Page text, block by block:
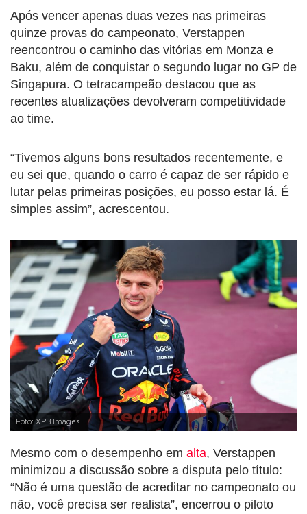
Após vencer apenas duas vezes nas primeiras
quinze provas do campeonato, Verstappen
reencontrou o caminho das vitórias em Monza e
Baku, além de conquistar o segundo lugar no GP de
Singapura. O tetracampeão destacou que as
recentes atualizações devolveram competitividade
ao time.
“Tivemos alguns bons resultados recentemente, e
eu sei que, quando o carro é capaz de ser rápido e
lutar pelas primeiras posições, eu posso estar lá. É
simples assim”, acrescentou.
Foto: XPB Images
Mesmo com o desempenho em alta, Verstappen
minimizou a discussão sobre a disputa pelo título:
“Não é uma questão de acreditar no campeonato ou
não, você precisa ser realista”, encerrou o piloto